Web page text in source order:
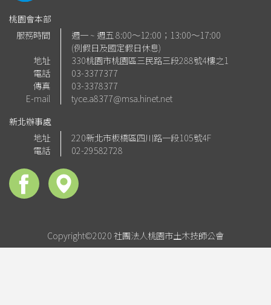
桃園會本部
服務時間
週一 ~ 週五 8:00～12:00；13:00～17:00
(例假日及國定假日休息)
地址
330桃園市桃園區三民路三段288號4樓之1
電話
03-3377377
傳真
03-3378377
E-mail
tyce.a8377@msa.hinet.net
新北辦事處
地址
220新北市板橋區四川路一段105號4F
電話
02-29582728
Copyright©2020 社團法人桃園市土木技師公會